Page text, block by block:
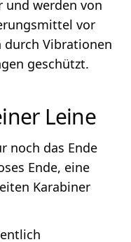
und werden von
vor
durch Vibrationen
geschützt.
Leine
noch das Ende
Ende, eine
Karabiner